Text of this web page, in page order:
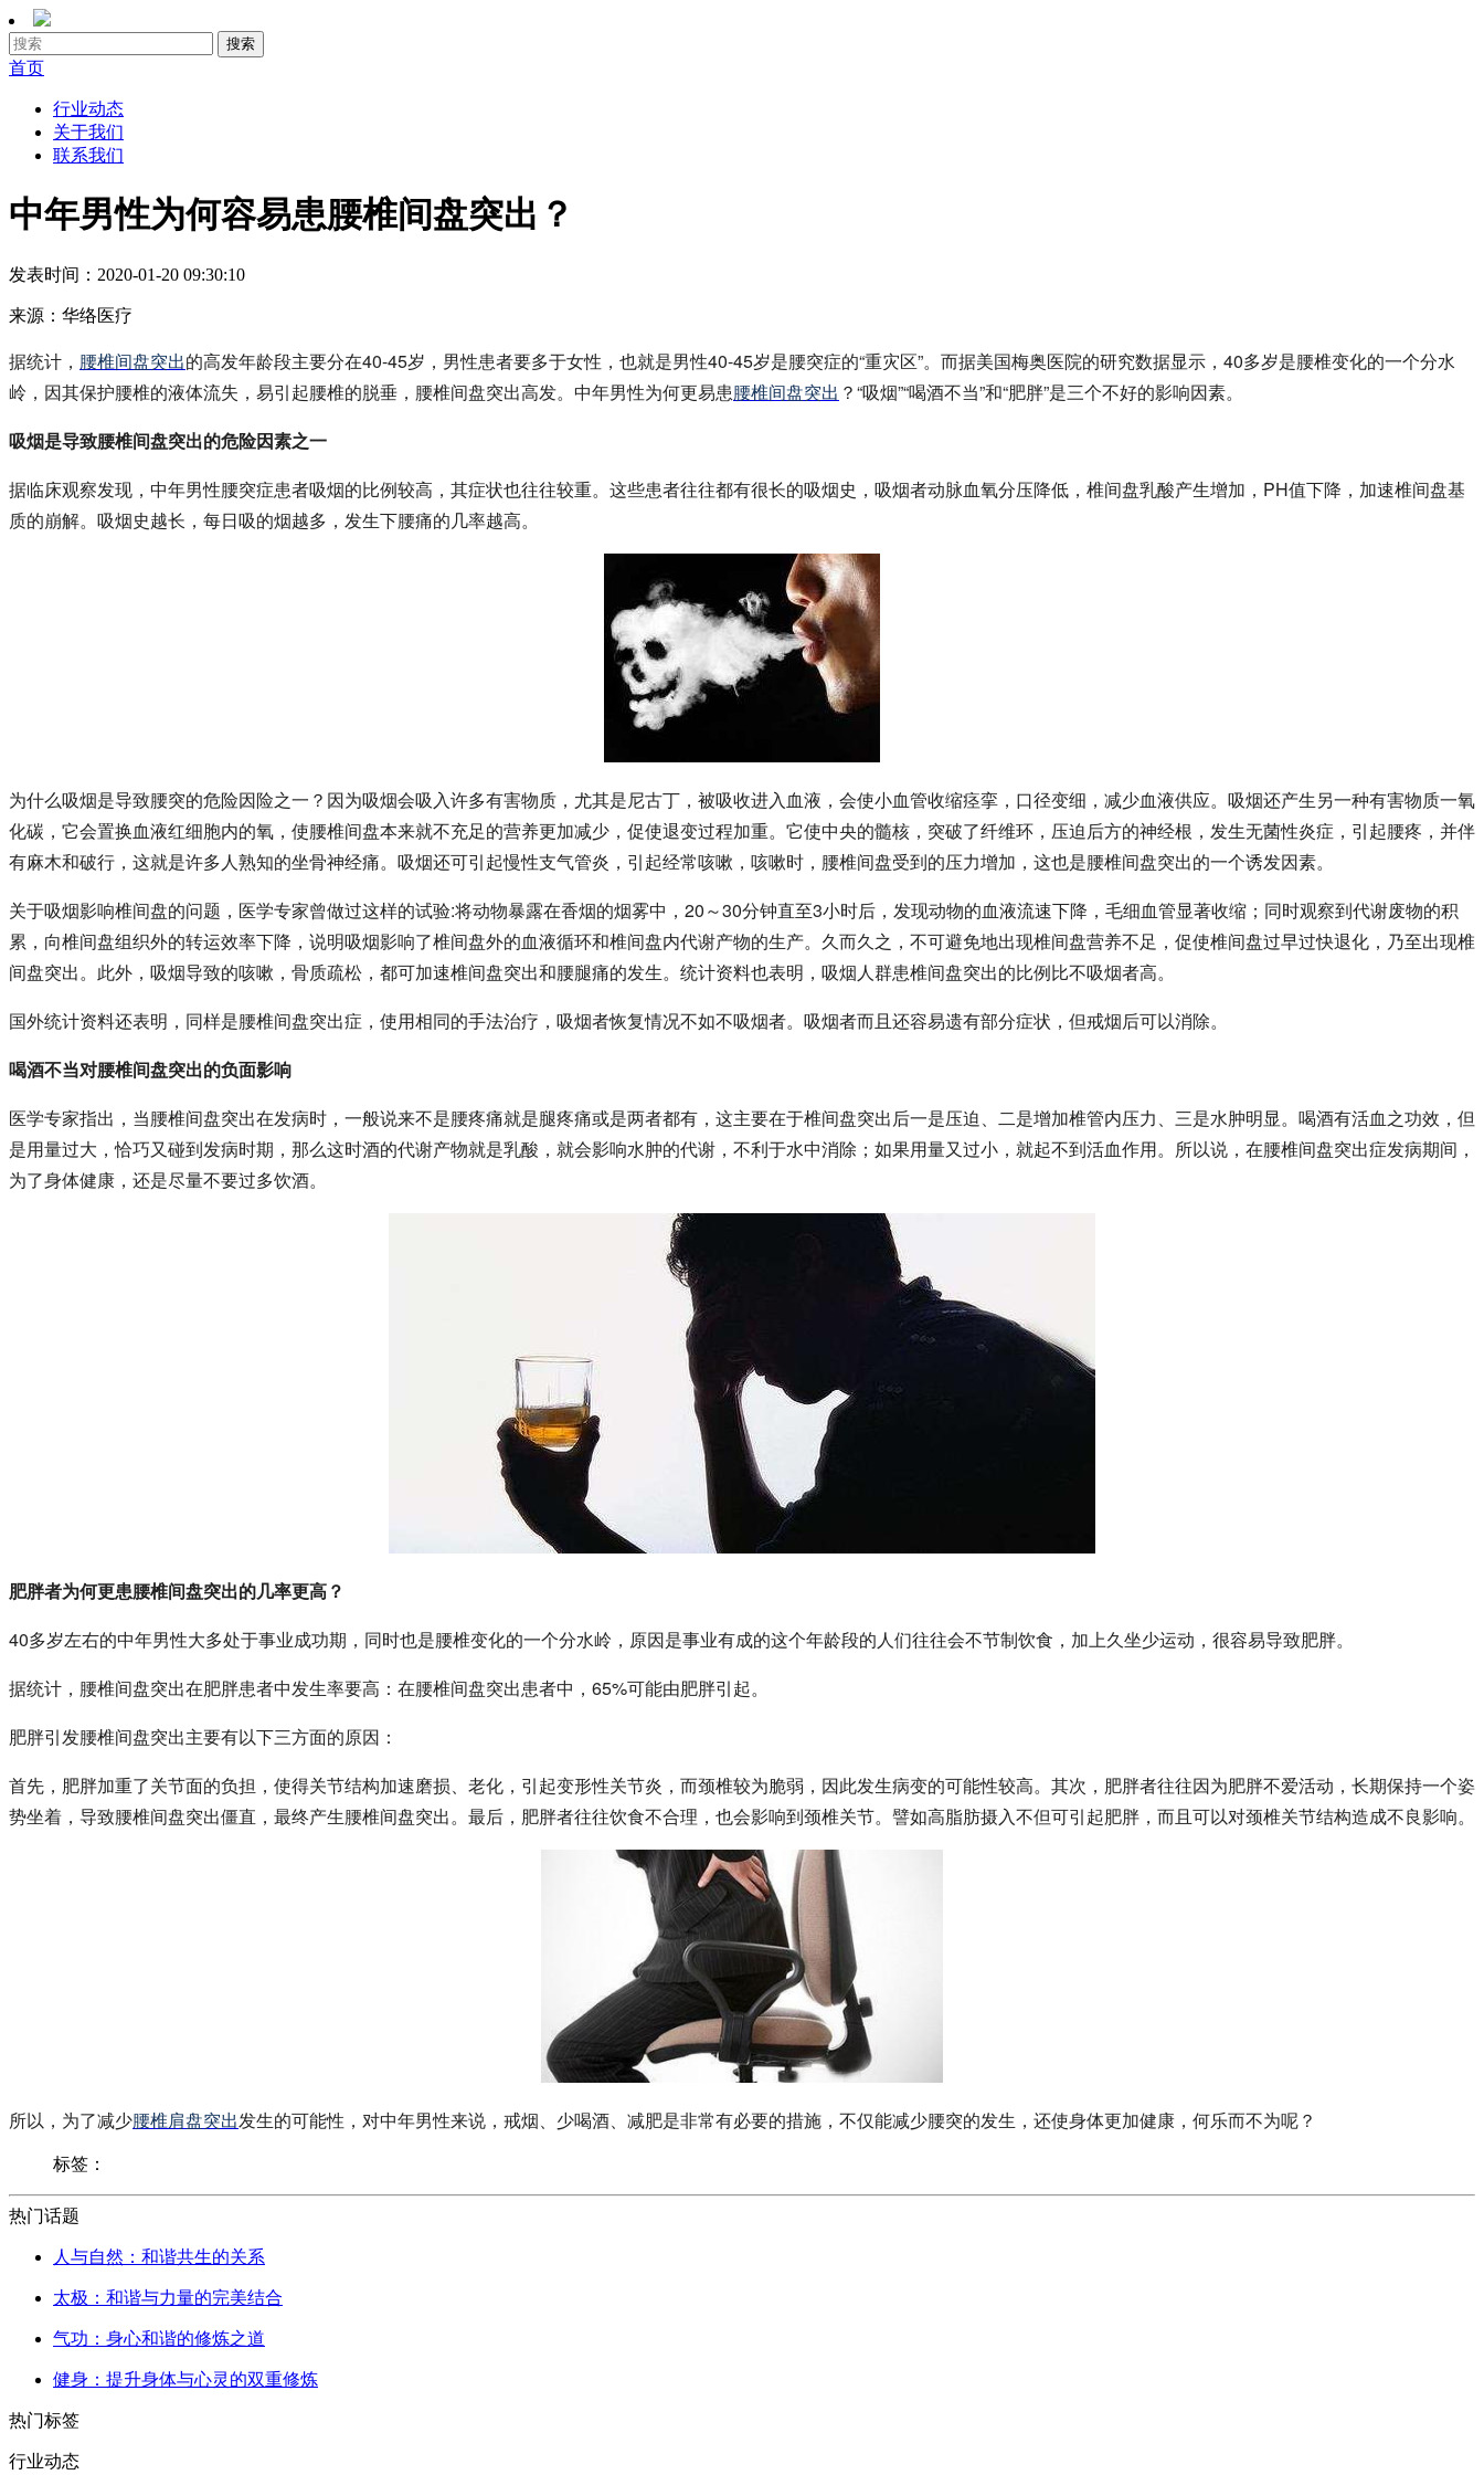
首页
行业动态
关于我们
联系我们
中年男性为何容易患腰椎间盘突出？
发表时间： 2020-01-20 09:30:10
来源： 华络医疗
据统计， 腰椎间盘突出的高发年龄段主要分在40-45岁，男性患者要多于女性，也就是男性40-45岁是腰突症的“重灾区”。而据美国梅奥医院的研究数据显示，40多岁是腰椎变化的一个分水
岭，因其保护腰椎的液体流失，易引起腰椎的脱垂，腰椎间盘突出高发。中年男性为何更易患腰椎间盘突出 ？“吸烟”“喝酒不当”和“肥胖”是三个不好的影响因素。
吸烟是导致腰椎间盘突出的危险因素之一
据临床观察发现，中年男性腰突症患者吸烟的比例较高，其症状也往往较重。这些患者往往都有很长的吸烟史，吸烟者动脉血氧分压降低，椎间盘乳酸产生增加，PH值下降，加速椎间盘基
质的崩解。吸烟史越长，每日吸的烟越多，发生下腰痛的几率越高。
为什么吸烟是导致腰突的危险因险之一？因为吸烟会吸入许多有害物质，尤其是尼古丁，被吸收进入血液，会使小血管收缩痉挛，口径变细，减少血液供应。吸烟还产生另一种有害物质一氧
化碳，它会置换血液红细胞内的氧，使腰椎间盘本来就不充足的营养更加减少，促使退变过程加重。它使中央的髓核，突破了纤维环，压迫后方的神经根，发生无菌性炎症，引起腰疼，并伴
有麻木和破行，这就是许多人熟知的坐骨神经痛。吸烟还可引起慢性支气管炎，引起经常咳嗽，咳嗽时，腰椎间盘受到的压力增加，这也是腰椎间盘突出的一个诱发因素。
关于吸烟影响椎间盘的问题，医学专家曾做过这样的试验:将动物暴露在香烟的烟雾中，20～30分钟直至3小时后，发现动物的血液流速下降，毛细血管显著收缩；同时观察到代谢废物的积
累，向椎间盘组织外的转运效率下降，说明吸烟影响了椎间盘外的血液循环和椎间盘内代谢产物的生产。久而久之，不可避免地出现椎间盘营养不足，促使椎间盘过早过快退化，乃至出现椎
间盘突出。此外，吸烟导致的咳嗽，骨质疏松，都可加速椎间盘突出和腰腿痛的发生。统计资料也表明，吸烟人群患椎间盘突出的比例比不吸烟者高。
国外统计资料还表明，同样是腰椎间盘突出症，使用相同的手法治疗，吸烟者恢复情况不如不吸烟者。吸烟者而且还容易遗有部分症状，但戒烟后可以消除。
喝酒不当对腰椎间盘突出的负面影响
医学专家指出，当腰椎间盘突出在发病时，一般说来不是腰疼痛就是腿疼痛或是两者都有，这主要在于椎间盘突出后一是压迫、二是增加椎管内压力、三是水肿明显。喝酒有活血之功效，但
是用量过大，恰巧又碰到发病时期，那么这时酒的代谢产物就是乳酸，就会影响水肿的代谢，不利于水中消除；如果用量又过小，就起不到活血作用。所以说，在腰椎间盘突出症发病期间，
为了身体健康，还是尽量不要过多饮酒。
肥胖者为何更患腰椎间盘突出的几率更高？
40多岁左右的中年男性大多处于事业成功期，同时也是腰椎变化的一个分水岭，原因是事业有成的这个年龄段的人们往往会不节制饮食，加上久坐少运动，很容易导致肥胖。
据统计，腰椎间盘突出在肥胖患者中发生率要高：在腰椎间盘突出患者中，65%可能由肥胖引起。
肥胖引发腰椎间盘突出主要有以下三方面的原因：
首先，肥胖加重了关节面的负担，使得关节结构加速磨损、老化，引起变形性关节炎，而颈椎较为脆弱，因此发生病变的可能性较高。其次，肥胖者往往因为肥胖不爱活动，长期保持一个姿
势坐着，导致腰椎间盘突出僵直，最终产生腰椎间盘突出。最后，肥胖者往往饮食不合理，也会影响到颈椎关节。譬如高脂肪摄入不但可引起肥胖，而且可以对颈椎关节结构造成不良影响。
所以，为了减少腰椎肩盘突出​发生的可能性，对中年男性来说，戒烟、少喝酒、减肥是非常有必要的措施，不仅能减少腰突的发生，还使身体更加健康，何乐而不为呢？
标签：
热门话题
人与自然：和谐共生的关系
太极：和谐与力量的完美结合
气功：身心和谐的修炼之道
健身：提升身体与心灵的双重修炼
热门标签
行业动态